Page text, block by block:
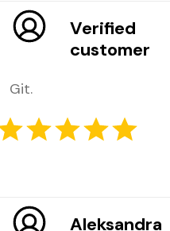
Verified
customer
Git.
Aleksandra